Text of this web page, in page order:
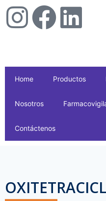
Home Productos
Nosotros
Contáctenos